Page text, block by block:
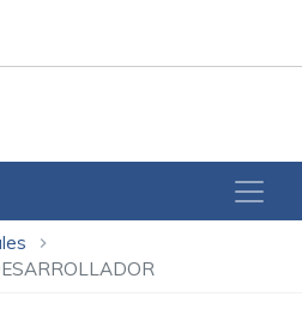
chevron_right